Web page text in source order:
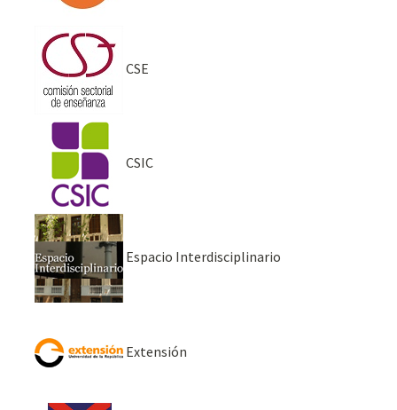
CSE
CSIC
Espacio Interdisciplinario
Extensión